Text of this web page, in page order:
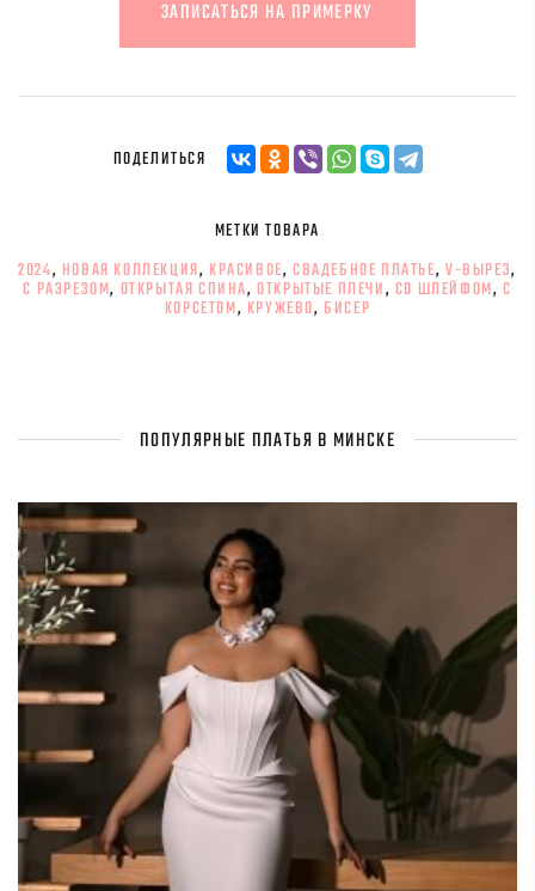
ЗАПИСАТЬСЯ НА ПРИМЕРКУ
ПОДЕЛИТЬСЯ
МЕТКИ ТОВАРА
2024, НОВАЯ КОЛЛЕКЦИЯ, КРАСИВОЕ,СВАДЕБНОЕ ПЛАТЬЕ, V-ВЫРЕЗ,
С РАЗРЕЗОМ, ОТКРЫТАЯ СПИНА,ОТКРЫТЫЕ ПЛЕЧИ, СО ШЛЕЙФОМ, С
КОРСЕТОМ, КРУЖЕВО, БИСЕР
ПОПУЛЯРНЫЕ ПЛАТЬЯ В МИНСКЕ